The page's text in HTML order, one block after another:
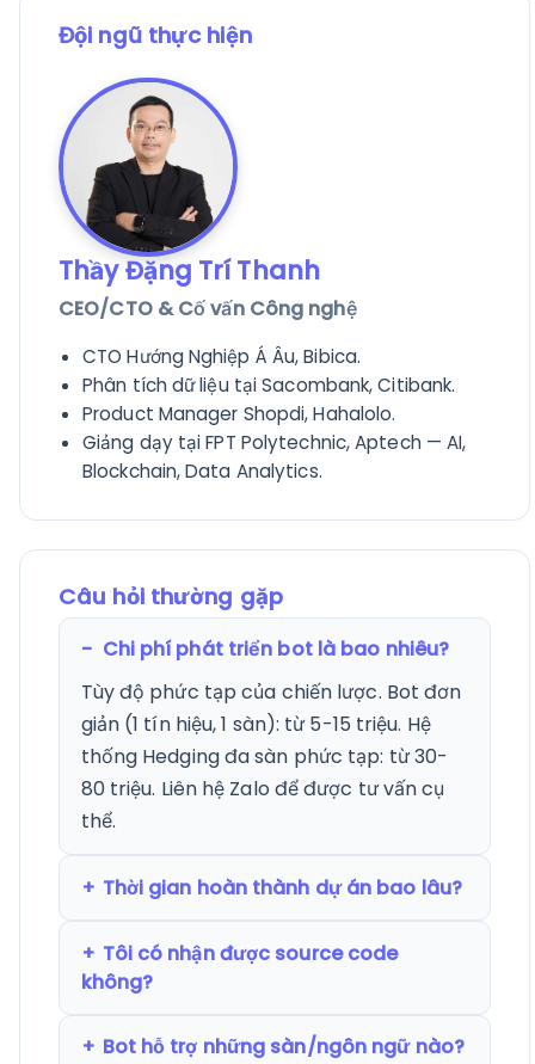
Đội ngũ thực hiện
Thầy Đặng Trí Thanh
CEO/CTO & Cố vấn Công nghệ
CTO Hướng Nghiệp Á Âu, Bibica.
Phân tích dữ liệu tại Sacombank, Citibank.
Product Manager Shopdi, Hahalolo.
Giảng dạy tại FPT Polytechnic, Aptech — AI,
Blockchain, Data Analytics.
Câu hỏi thường gặp
Chi phí phát triển bot là bao nhiêu?
Tùy độ phức tạp của chiến lược. Bot đơn
giản (1 tín hiệu, 1 sàn): từ 5-15 triệu. Hệ
thống Hedging đa sàn phức tạp: từ 30-
80 triệu. Liên hệ Zalo để được tư vấn cụ
thể.
Thời gian hoàn thành dự án bao lâu?
Tôi có nhận được source code
không?
Bot hỗ trợ những sàn/ngôn ngữ nào?